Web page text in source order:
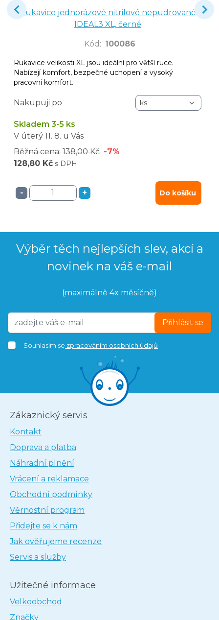
Rukavice jednorázové nitrilové nepudrované
IDEAL3 XL, černé
Kód : 100086
Rukavice velikosti XL jsou ideální pro větší ruce.
Nabízejí komfort, bezpečné uchopení a vysoký
pracovní komfort.
Nakupuji po
Skladem 3-5 ks
V úterý 11. 8. u Vás
Běžná cena: 138,00 Kč -7%
128,80 Kč s DPH
- + Do košíku
Výběr těch nejlepších slev, akcí a
novinek na váš e-mail
(maximálně 4x měsíčně)
Přihlásit se
Souhlasím se zpracováním osobních údajů
Zákaznický servis
Kontakt
Doprava a platba
Náhradní plnění
Vrácení a reklamace
Obchodní podmínky
Věrnostní program
Přidejte se k nám
Jak ověřujeme recenze
Servis a služby
Užitečné informace
Velkoobchod
Značky